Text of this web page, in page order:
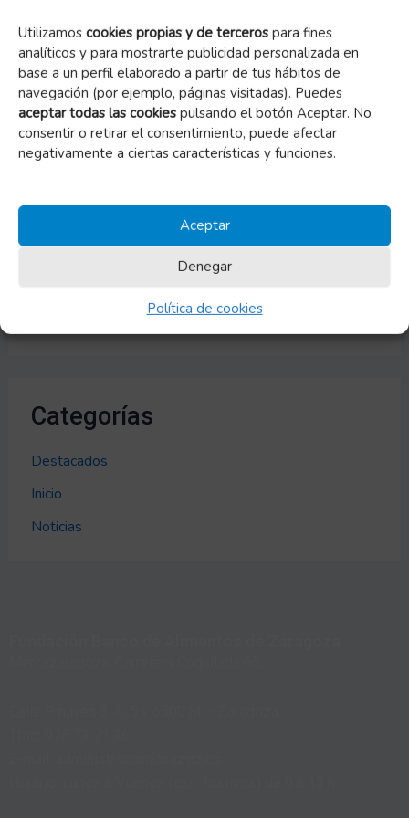
Utilizamos cookies propias y de terceros para fines
analíticos y para mostrarte publicidad personalizada en
base a un perfil elaborado a partir de tus hábitos de
navegación (por ejemplo, páginas visitadas). Puedes
aceptar todas las cookies pulsando el botón Aceptar. No
consentir o retirar el consentimiento, puede afectar
negativamente a ciertas características y funciones.
Aceptar
Denegar
Política de cookies
– Gracias al CPIFP de Movera
– Vuelve el ‘Jueves lardero’
– Gracias a la Fundación Grupo Jorge
– Incremento de las deducciones fiscales por
donativos a ONG
Archivos
Categorías
Destacados
Inicio
Noticias